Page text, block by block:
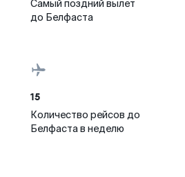
Самый поздний вылет
до Белфаста
15
Количество рейсов до
Белфаста в неделю